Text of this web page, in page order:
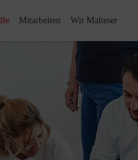
Mitarbeiten Wir Malteser